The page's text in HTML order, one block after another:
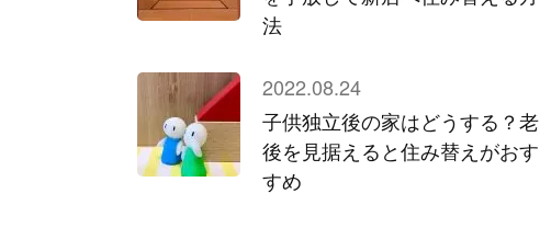
法
2022.08.24
子供独立後の家はどうする？老
後を見据えると住み替えがおす
すめ